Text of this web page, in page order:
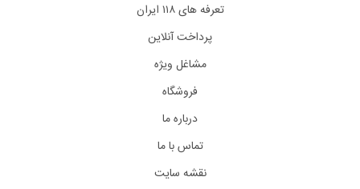
تعرفه های ۱۱۸ ایران
پرداخت آنلاین
مشاغل ویژه
فروشگاه
درباره ما
تماس با ما
نقشه سایت